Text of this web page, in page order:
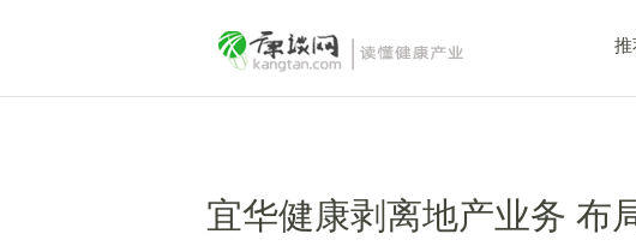
推
宜华健康剥离地产业务 布